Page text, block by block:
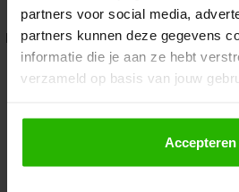
partners voor social media,
partners kunnen deze gegevens
informatie die je aan ze hebt
verzameld op basis van jouw
Als je op "Accepteer" klikt, dan
toestemming om cookies voor
gepersonaliseerde advertenties te
Accepteren
Application error: a client-side
loadingwww.voordeeluitjes.nl (see
information).